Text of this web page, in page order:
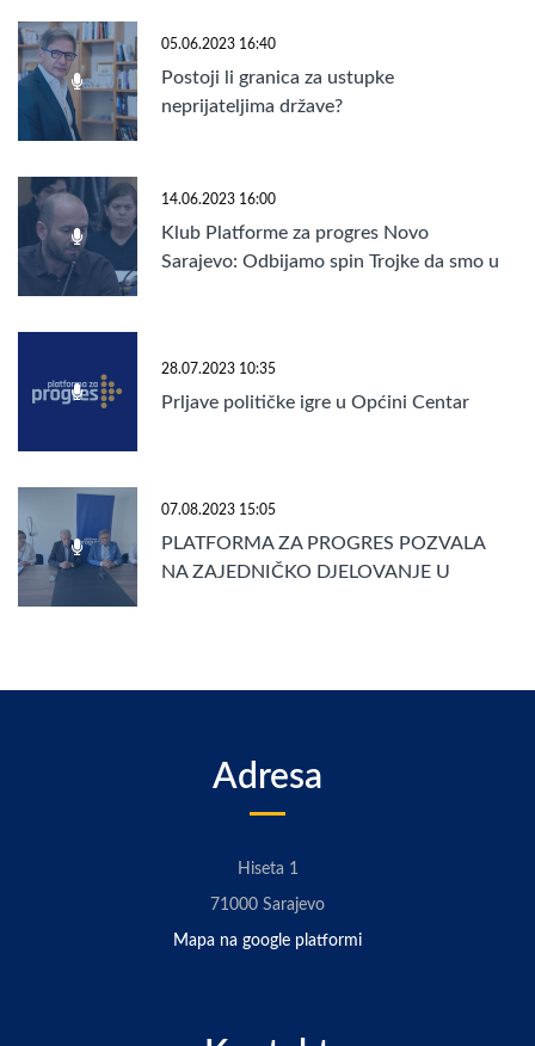
05.06.2023 16:40
Postoji li granica za ustupke
neprijateljima države?
14.06.2023 16:00
Klub Platforme za progres Novo
Sarajevo: Odbijamo spin Trojke da smo u
28.07.2023 10:35
Prljave političke igre u Općini Centar
07.08.2023 15:05
PLATFORMA ZA PROGRES POZVALA
NA ZAJEDNIČKO DJELOVANJE U
Adresa
Hiseta 1
71000 Sarajevo
Mapa na google platformi